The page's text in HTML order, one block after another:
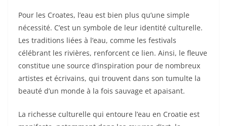
Pour les Croates, l’eau est bien plus qu’une simple
nécessité. C’est un symbole de leur identité culturelle.
Les traditions liées à l’eau, comme les festivals
célébrant les rivières, renforcent ce lien. Ainsi, le fleuve
constitue une source d’inspiration pour de nombreux
artistes et écrivains, qui trouvent dans son tumulte la
beauté d’un monde à la fois sauvage et apaisant.
La richesse culturelle qui entoure l’eau en Croatie est